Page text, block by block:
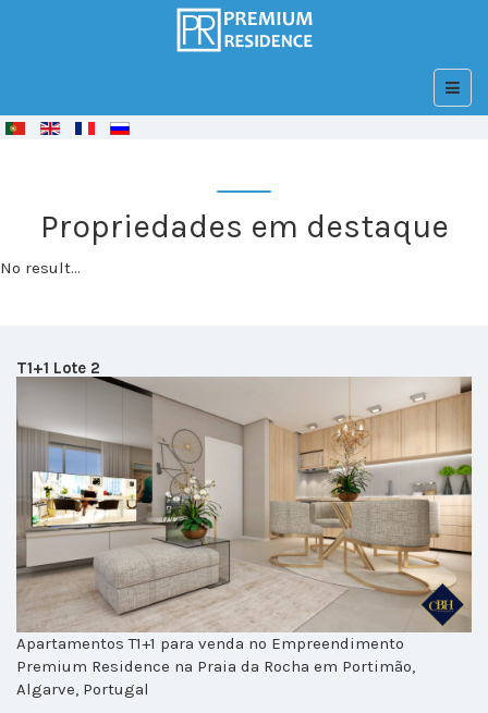
© FreeJoomla! 3 Modules
Propriedades em destaque
No result...
T1+1 Lote 2
Apartamentos T1+1 para venda no Empreendimento
Premium Residence na Praia da Rocha em Portimão,
Algarve, Portugal